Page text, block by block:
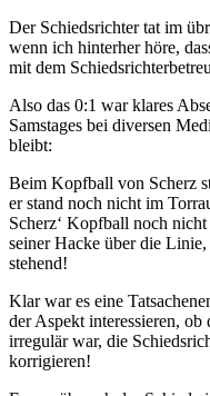
Der Schiedsrichter tat im
wenn ich hinterher höre,
mit dem
Also das 0:1 war klares
Samstages bei diversen
bleibt:
Beim Kopfball von Scherz
er stand noch nicht im
Scherz‘ Kopfball noch
seiner Hacke über die
stehend!
Klar war es eine
der Aspekt interessieren, ob
irregulär war, die
korrigieren!